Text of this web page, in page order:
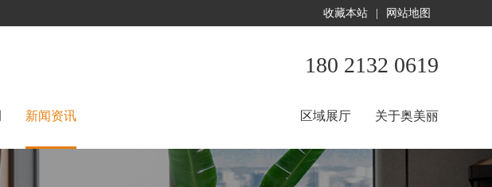
收藏本站 网站地图
180 2132 0619
新闻资讯 关于奥美丽
区域展厅